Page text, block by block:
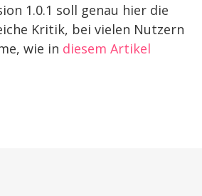
1.0.1 soll genau hier die
Kritik, bei vielen Nutzern
wie in diesem Artikel